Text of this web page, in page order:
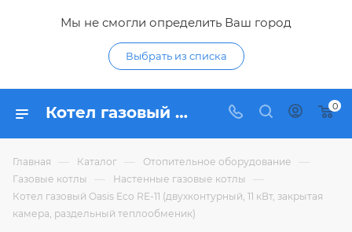
Мы не смогли определить Ваш город
Выбрать из списка
Котел газовый Oasis Eco RE-11 (двухконтурный, 11 кВт, закрытая камера, раздельный теплообменик) - купить по цене 38 565 ₽ в интернет-магазине Гидропромтехника с доставкой в Курске 0
Главная — Каталог — Отопительное оборудование —
Газовые котлы — Настенные газовые котлы —
Котел газовый Oasis Eco RE-11 (двухконтурный, 11 кВт, закрытая
камера, раздельный теплообменик)